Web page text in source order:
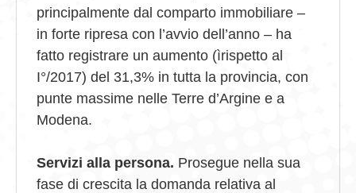
principalmente dal comparto immobiliare –
in forte ripresa con l’avvio dell’anno – ha
fatto registrare un aumento (ìrispetto al
I°/2017) del 31,3% in tutta la provincia, con
punte massime nelle Terre d’Argine e a
Modena.
Servizi alla persona. Prosegue nella sua
fase di crescita la domanda relativa al